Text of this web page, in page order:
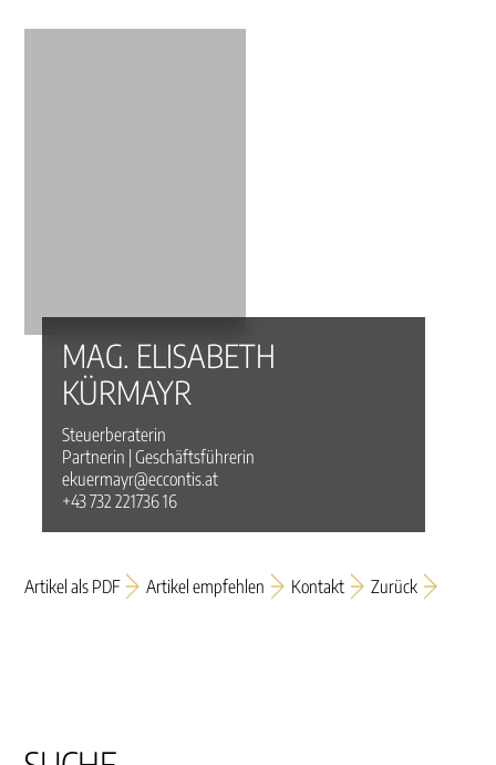
MAG. ELISABETH
KÜRMAYR
Steuerberaterin
Partnerin | Geschäftsführerin
ekuermayr@eccontis.at
+43 732 221736 16
Artikel als PDF Artikel empfehlen Kontakt Zurück